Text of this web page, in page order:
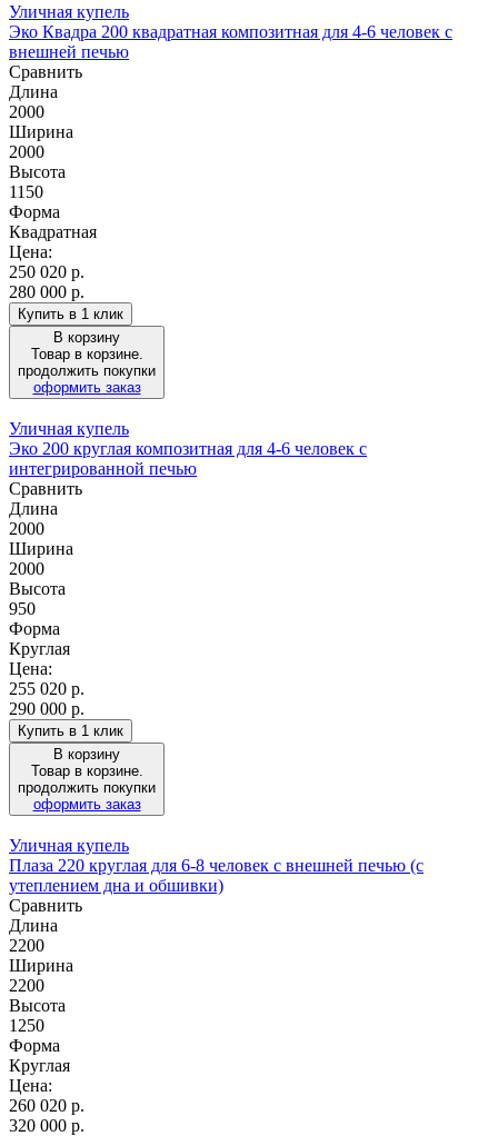
Уличная купель
Эко Квадра 200 квадратная композитная для 4-6 человек с
внешней печью
Сравнить
Длина
2000
Ширина
2000
Высота
1150
Форма
Квадратная
Цена:
250 020 р.
280 000 р.
Купить в 1 клик
В корзину
Товар в корзине.
продолжить покупки
оформить заказ
Уличная купель
Эко 200 круглая композитная для 4-6 человек с
интегрированной печью
Сравнить
Длина
2000
Ширина
2000
Высота
950
Форма
Круглая
Цена:
255 020 р.
290 000 р.
Купить в 1 клик
В корзину
Товар в корзине.
продолжить покупки
оформить заказ
Уличная купель
Плаза 220 круглая для 6-8 человек с внешней печью (с
утеплением дна и обшивки)
Сравнить
Длина
2200
Ширина
2200
Высота
1250
Форма
Круглая
Цена:
260 020 р.
320 000 р.